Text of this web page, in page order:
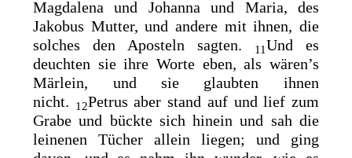
Magdalena und Johanna und Maria, des
Jakobus Mutter, und andere mit ihnen, die
solches den Aposteln sagten.
11Und es
deuchten sie ihre Worte eben, als wären’s
Märlein, und sie glaubten ihnen
nicht.
12Petrus aber stand auf und lief zum
Grabe und bückte sich hinein und sah die
leinenen Tücher allein liegen; und ging